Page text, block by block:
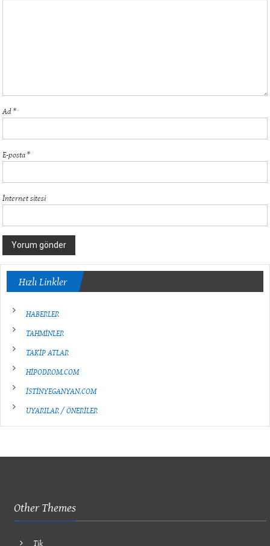
Ad*
E-posta*
İnternet sitesi
Hızlı Linkler
HABERLER
TAHMİNLER
TAKİP ATLAR
HİPODROM.COM
İSTİNYEGANYAN.COM
UYARILAR / ÖNERİLER
Other Themes
Tjk